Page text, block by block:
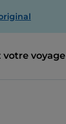
votre voyage